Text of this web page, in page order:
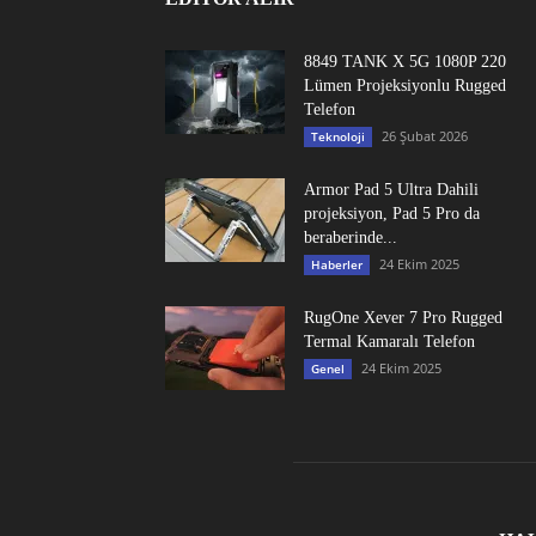
8849 TANK X 5G 1080P 220
Lümen Projeksiyonlu Rugged
Telefon
Teknoloji 26 Şubat 2026
Armor Pad 5 Ultra Dahili
projeksiyon, Pad 5 Pro da
beraberinde...
Haberler 24 Ekim 2025
RugOne Xever 7 Pro Rugged
Termal Kamaralı Telefon
Genel 24 Ekim 2025